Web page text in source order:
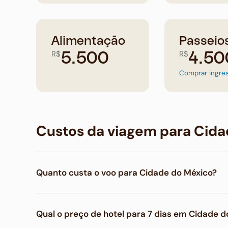
Alimentação
R$5.500 R$
Comprar
Custos da viagem para
Quanto custa o voo para Cidade do México?
até R$ 8.620 na viagem de luxo em classe
Qual o preço de hotel para 7 dias em Cidade